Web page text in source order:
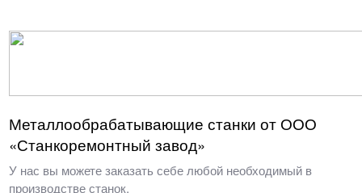
Металлообрабатывающие станки от ООО
«Станкоремонтный завод»
У нас вы можете заказать себе любой необходимый в
производстве станок.